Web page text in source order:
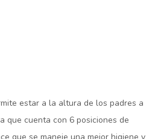
estar a la altura de los padres a
que cuenta con 6 posiciones de